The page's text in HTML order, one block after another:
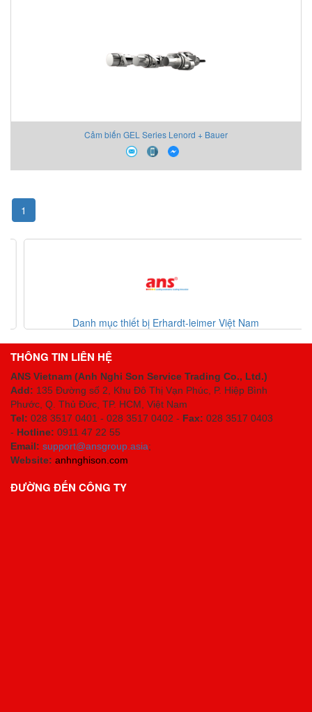
Cảm biến GEL Series Lenord + Bauer
1
Danh mục thiết bị Erhardt-leimer Việt Nam
THÔNG TIN LIÊN HỆ
ANS Vietnam (Anh Nghi Son Service Trading Co., Ltd.)
Add: 135 Đường số 2, Khu Đô Thị Vạn Phúc, P. Hiệp Bình
Phước, Q. Thủ Đức, TP. HCM , Việt Nam
Tel: 028 3517 0401 - 028 3517 0402 - Fax: 028 3517 0403
- Hotline: 0911 47 22 55
Email: support@ansgroup.asia;
Website: anhnghison.com
ĐƯỜNG ĐẾN CÔNG TY